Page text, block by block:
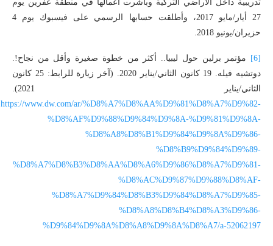
تدريبية داخل الأراضي التركية وباشرت أعمالها في منطقة عفرين يوم
27 أيار/مايو 2017، وأطلقت حسابها الرسمي على فيسبوك يوم 4
حزيران/يونيو 2018.
[6]
مؤتمر برلين حول ليبيا.. أكثر من خطوة صغيرة وأقل من نجاح!.
دوتشيه فيله. 19 كانون الثاني/يناير 2020. (آخر زيارة للرابط: 25 كانون
الثاني/يناير 2021).
https://www.dw.com/ar/%D8%A7%D8%AA%D9%81%D8%A7%D9%82-
%D8%AF%D9%88%D9%84%D9%8A-%D9%81%D9%8A-
%D8%A8%D8%B1%D9%84%D9%8A%D9%86-
%D8%B9%D9%84%D9%89-
%D8%A7%D8%B3%D8%AA%D8%A6%D9%86%D8%A7%D9%81-
%D8%AC%D9%87%D9%88%D8%AF-
%D8%A7%D9%84%D8%B3%D9%84%D8%A7%D9%85-
%D8%A8%D8%B4%D8%A3%D9%86-
%D9%84%D9%8A%D8%A8%D9%8A%D8%A7/a-52062197